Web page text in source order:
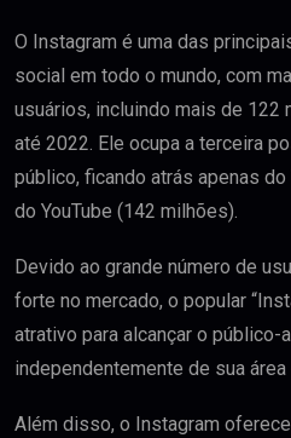
O Instagram é uma das
social em todo o mundo, com
usuários, incluindo mais de 122
até 2022. Ele ocupa a terceira
público, ficando atrás apenas
do YouTube (142 milhões).
Devido ao grande número de
forte no mercado, o popular
atrativo para alcançar o público-
independentemente de sua área
Além disso, o Instagram